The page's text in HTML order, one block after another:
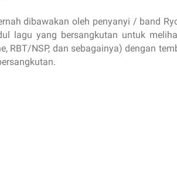
dibawakan oleh penyanyi / band
lagu yang bersangkutan untuk
RBT/NSP, dan sebagainya) dengan